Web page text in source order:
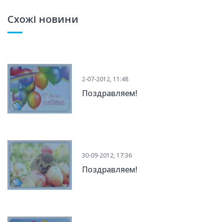
Схожі новини
2-07-2012, 11:48
Поздравляем!
30-09-2012, 17:36
Поздравляем!